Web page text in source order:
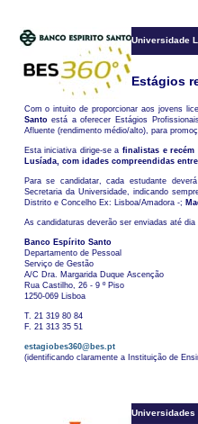
Universidade
Estágios
Com o intuito de proporcionar aos jovens
Santoestá a oferecer Estágios
Afluente (rendimento médio/alto), para
Esta iniciativa dirige-se afinalistas e recém
Lusíada, com idades compreendidas
Para se candidatar, cada estudante
Secretaria da Universidade, indicando
Distrito e Concelho Ex: Lisboa/Amadora -;
As candidaturas deverão ser enviadas até dia
Banco Espírito Santo
Departamento de Pessoal
Serviço de Gestão
A/C Dra. Margarida Duque Ascenção
Rua Castilho, 26 - 9 º Piso
1250-069 Lisboa
T. 21 319 80 84
F. 21 313 35 51
estagiobes360@bes.pt
(identificando claramente a Instituição de
Universidades